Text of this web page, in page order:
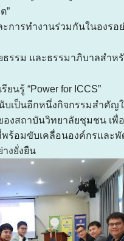
”
การทำงานร่วมกันในองรอ
รรม และธรรมาภิบาลสำห
ยนรู้ “Power for ICCS”
บเป็นอีกหนึ่งกิจกรรมสำคัญ
งสถาบันวิทยาลัยชุมชน เพื่
ร้อมขับเคลื่อนองค์กรและ
งยั่งยืน